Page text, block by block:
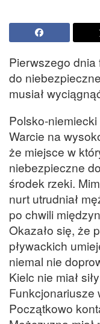
Pierwszego dnia
do
musiał
Polsko-
Warcie na
że miejsce w
niebezpieczne
środek rzeki.
nurt utrudniał
po chwili
Okazało się, że
pływackich
niemal nie
Kielc nie miał
Funkcjonariusze
Początkowo